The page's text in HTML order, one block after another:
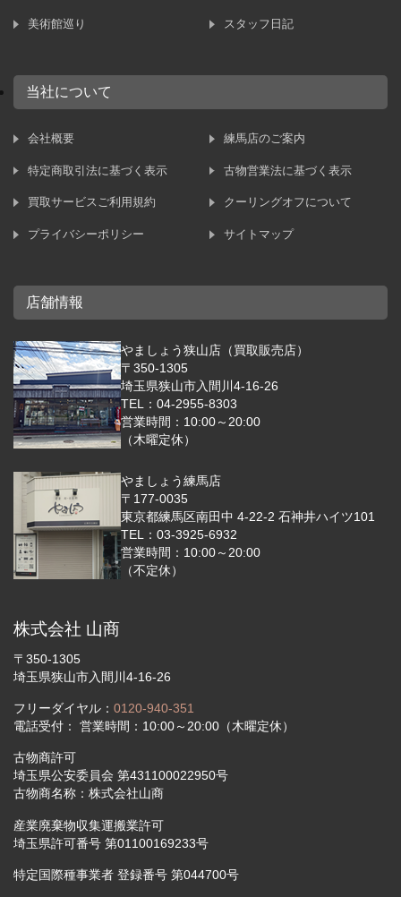
美術館巡り スタッフ日記
当社について
会社概要 練馬店のご案内
特定商取引法に基づく表示 古物営業法に基づく表示
買取サービスご利用規約 クーリングオフについて
プライバシーポリシー サイトマップ
店舗情報
やましょう狭山店（買取販売店）
〒350-1305
埼玉県狭山市入間川4-16-26
TEL：04-2955-8303
営業時間：10:00～20:00
（木曜定休）
やましょう練馬店
〒177-0035
東京都練馬区南田中 4-22-2 石神井ハイツ101
TEL：03-3925-6932
営業時間：10:00～20:00
（不定休）
株式会社 山商
〒350-1305
埼玉県狭山市入間川4-16-26
フリーダイヤル： 0120-940-351
電話受付： 営業時間：10:00～20:00（木曜定休）
古物商許可
埼玉県公安委員会 第431100022950号
古物商名称：株式会社山商
産業廃棄物収集運搬業許可
埼玉県許可番号 第01100169233号
特定国際種事業者 登録番号 第044700号